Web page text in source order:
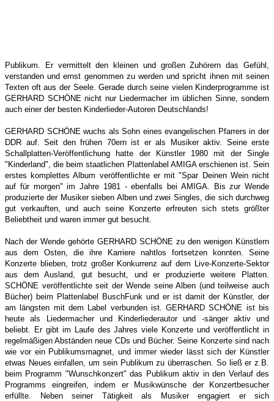
Publikum. Er vermittelt den kleinen und großen Zuhörern das Gefühl,
verstanden und ernst genommen zu werden und spricht ihnen mit seinen
Texten oft aus der Seele. Gerade durch seine vielen Kinderprogramme ist
GERHARD SCHÖNE nicht nur Liedermacher im üblichen Sinne, sondern
auch einer der besten Kinderlieder-Autoren Deutschlands!
GERHARD SCHÖNE wuchs als Sohn eines evangelischen Pfarrers in der
DDR auf. Seit den frühen 70ern ist er als Musiker aktiv. Seine erste
Schallplatten-Veröffentlichung hatte der Künstler 1980 mit der Single
"Kinderland", die beim staatlichen Plattenlabel AMIGA erschienen ist. Sein
erstes komplettes Album veröffentlichte er mit "Spar Deinen Wein nicht
auf für morgen" im Jahre 1981 - ebenfalls bei AMIGA. Bis zur Wende
produzierte der Musiker sieben Alben und zwei Singles, die sich durchweg
gut verkauften, und auch seine Konzerte erfreuten sich stets größter
Beliebtheit und waren immer gut besucht.
Nach der Wende gehörte GERHARD SCHÖNE zu den wenigen Künstlern
aus dem Osten, die ihre Karriere nahtlos fortsetzen konnten. Seine
Konzerte blieben, trotz großer Konkurrenz auf dem Live-Konzerte-Sektor
aus dem Ausland, gut besucht, und er produzierte weitere Platten.
SCHÖNE veröffentlichte seit der Wende seine Alben (und teilweise auch
Bücher) beim Plattenlabel BuschFunk und er ist damit der Künstler, der
am längsten mit dem Label verbunden ist. GERHARD SCHÖNE ist bis
heute als Liedermacher und Kinderliederautor und -sänger aktiv und
beliebt. Er gibt im Laufe des Jahres viele Konzerte und veröffentlicht in
regelmäßigen Abständen neue CDs und Bücher. Seine Konzerte sind nach
wie vor ein Publikumsmagnet, und immer wieder lässt sich der Künstler
etwas Neues einfallen, um sein Publikum zu überraschen. So ließ er z.B.
beim Programm "Wunschkonzert" das Publikum aktiv in den Verlauf des
Programms eingreifen, indem er Musikwünsche der Konzertbesucher
erfüllte. Neben seiner Tätigkeit als Musiker engagiert er sich